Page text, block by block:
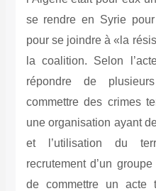
se rendre en Syrie
pour se joindre à «la
la coalition. Selon
répondre de
commettre des crimes
une organisation ayant
et l’utilisation du
recrutement d’un
de commettre un acte